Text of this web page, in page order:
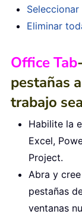
Eliminar
Office Tab
pestañas
trabajo
Habilite la
Excel,
Project.
Abra y
pestañas
ventanas